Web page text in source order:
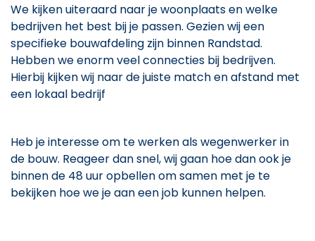
We kijken uiteraard naar je woonplaats en welke
bedrijven het best bij je passen. Gezien wij een
specifieke bouwafdeling zijn binnen Randstad.
Hebben we enorm veel connecties bij bedrijven.
Hierbij kijken wij naar de juiste match en afstand met
een lokaal bedrijf
Heb je interesse om te werken als wegenwerker in
de bouw. Reageer dan snel, wij gaan hoe dan ook je
binnen de 48 uur opbellen om samen met je te
bekijken hoe we je aan een job kunnen helpen.